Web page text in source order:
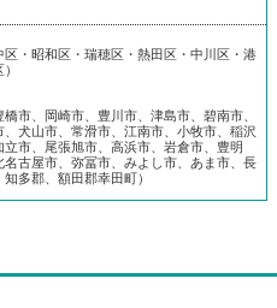
区・昭和区・瑞穂区・熱田区・中川区・港
市、岡崎市、豊川市、津島市、碧南市、
犬山市、常滑市、江南市、小牧市、稲沢
市、尾張旭市、高浜市、岩倉市、豊明
古屋市、弥冨市、みよし市、あま市、長
多郡、額田郡幸田町）